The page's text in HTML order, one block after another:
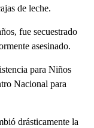
de leche.
fue secuestrado
asesinado.
para Niños
Nacional para
drásticamente la